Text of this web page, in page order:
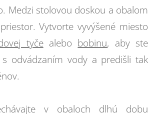
Medzi stolovou doskou a obalom
Vytvorte vyvýšené miesto
tyčealebo bobinu, aby ste
odvádzaním vody a predišli tak
v obaloch dlhú dobu